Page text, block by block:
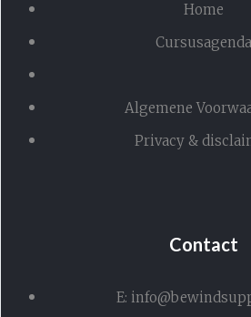
Home
Cursusagenda
Algemene
Privacy &
Contact
E: